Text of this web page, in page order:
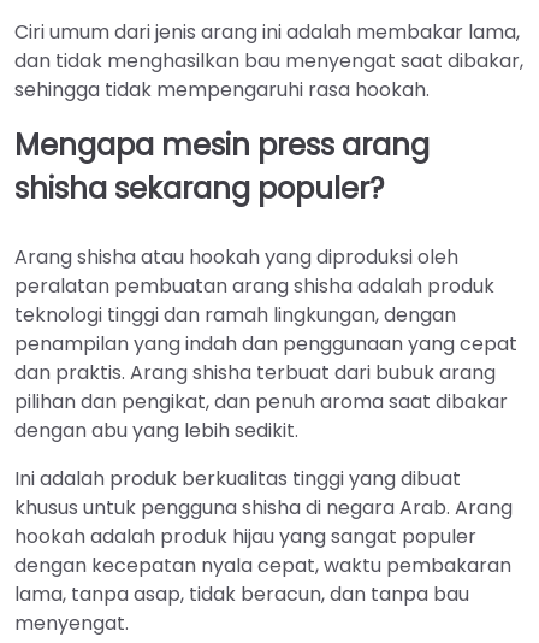
Ciri umum dari jenis arang ini adalah membakar lama,
dan tidak menghasilkan bau menyengat saat dibakar,
sehingga tidak mempengaruhi rasa hookah.
Mengapa mesin press arang
shisha sekarang populer?
Arang shisha atau hookah yang diproduksi oleh
peralatan pembuatan arang shisha adalah produk
teknologi tinggi dan ramah lingkungan, dengan
penampilan yang indah dan penggunaan yang cepat
dan praktis. Arang shisha terbuat dari bubuk arang
pilihan dan pengikat, dan penuh aroma saat dibakar
dengan abu yang lebih sedikit.
Ini adalah produk berkualitas tinggi yang dibuat
khusus untuk pengguna shisha di negara Arab. Arang
hookah adalah produk hijau yang sangat populer
dengan kecepatan nyala cepat, waktu pembakaran
lama, tanpa asap, tidak beracun, dan tanpa bau
menyengat.